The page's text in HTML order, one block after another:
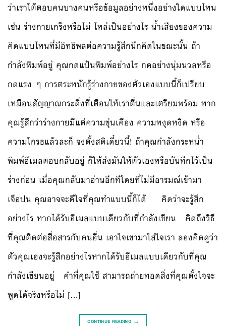
ว่าเราโต้ตอบคนบางคนหรือข้อมูลอย่างหนึ่งอย่างใดแบบไหน
เช่น ร่างกายเกร็งหรือไม่ ไหล่เป็นอย่างไร น้ำเสียงของความ
คิดแบบไหนที่มีอิทธิพลต่อความรู้สึกนึกคิดในขณะนั้น ถ้า
กำลังพิมพ์อยู่ คุณกดแป้นพิมพ์อย่างไร กดอย่างนุ่มนวลหรือ
กดแรง ๆ การตระหนักรู้ร่างกายของตัวเองแบบนี้ก็เปรียบ
เหมือนสัญญาณกระดิ่งที่เตือนให้เราตื่นและเตรียมพร้อม หาก
คุณรู้สึกว่าร่างกายมีแต่ความขุ่นเคือง ความหงุดหงิด หรือ
ความโกรธแล้วละก็ จงตั้งสติเดี๋ยวนี้! ถ้าคุณกำลังกระหน่ำ
พิมพ์อีเมลตอบกลับอยู่ ก็ให้ส่งมันให้ตัวเองหรือบันทึกไว้เป็น
ร่างก่อน เมื่อคุณกลับมาอ่านอีกทีโดยที่ไม่มีอารมณ์เข้ามา
เจือปน คุณอาจจะดีใจที่คุณทำแบบนี้ก็ได้ คิดว่าจะรู้สึก
อย่างไร หากได้รับอีเมลแบบเดียวกับที่กำลังเขียน คิดถึงวิธี
ที่คุณติดต่อสื่อสารกับคนอื่น เอาใจเขามาใส่ใจเรา ลองคิดดูว่า
ตัวคุณเองจะรู้สึกอย่างไรหากได้รับอีเมลแบบเดียวกับที่คุณ
กำลังเขียนอยู่ คำที่คุณใช้ สามารถถ่ายทอดสิ่งที่คุณตั้งใจจะ
พูดได้จริงหรือไม่ […]
CONTINUE READING →